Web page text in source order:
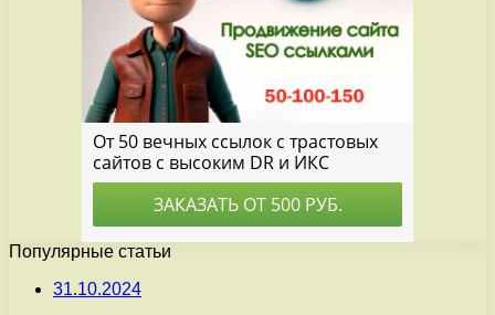
Популярные статьи
31.10.2024